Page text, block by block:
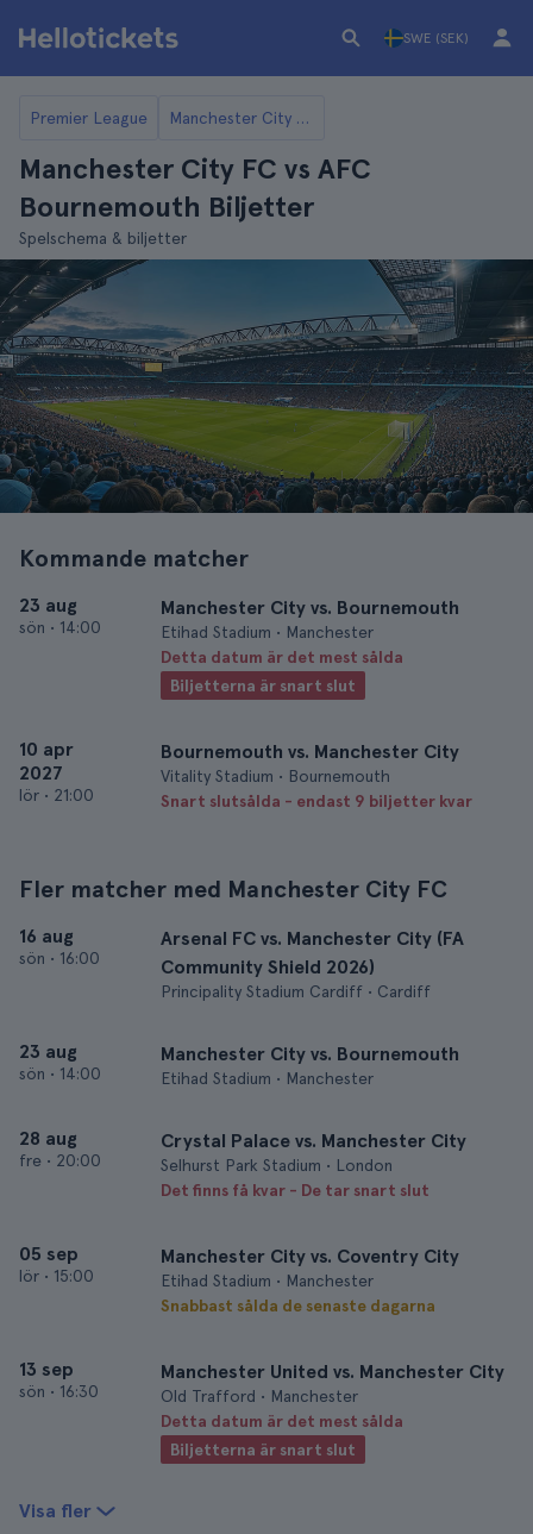
SWE (SEK)
Premier League Manchester City FC
Manchester City FC vs AFC
Bournemouth Biljetter
Spelschema & biljetter
Kommande matcher
23 aug
sön • 14:00
Manchester City vs. Bournemouth
Etihad Stadium • Manchester
Detta datum är det mest sålda
Biljetterna är snart slut
10 apr
2027
lör • 21:00
Bournemouth vs. Manchester City
Vitality Stadium • Bournemouth
Snart slutsålda - endast 9 biljetter kvar
Fler matcher med Manchester City FC
16 aug
sön • 16:00
Arsenal FC vs. Manchester City (FA
Community Shield 2026)
Principality Stadium Cardiff • Cardiff
23 aug
sön • 14:00
Manchester City vs. Bournemouth
Etihad Stadium • Manchester
28 aug
fre • 20:00
Crystal Palace vs. Manchester City
Selhurst Park Stadium • London
Det finns få kvar - De tar snart slut
05 sep
lör • 15:00
Manchester City vs. Coventry City
Etihad Stadium • Manchester
Snabbast sålda de senaste dagarna
13 sep
sön • 16:30
Manchester United vs. Manchester City
Old Trafford • Manchester
Detta datum är det mest sålda
Biljetterna är snart slut
Visa fler